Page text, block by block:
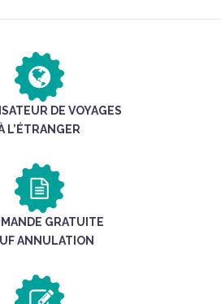
DE VOYAGES
L’ÉTRANGER
GRATUITE
ANNULATION